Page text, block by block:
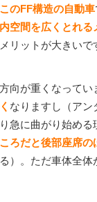
のFF構造の自動車
空間を広くとれる
リットが大きい
向が重くなってい
なりますし（アン
急に曲がり始め
ろだと後部座席
）。ただ車体全